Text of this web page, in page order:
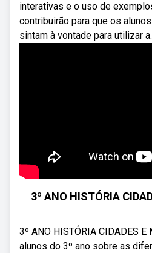
interativas e o uso de
contribuirão para que os
sintam à vontade para utilizar a.
3º ANO HISTÓRIA
3º ANO HISTÓRIA CIDADES
alunos do 3º ano sobre as